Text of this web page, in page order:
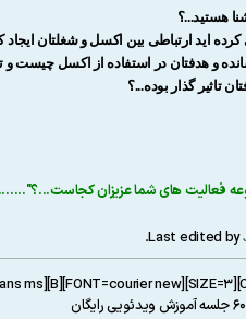
هستید...؟
اید ارتباطی بین اکسل و شغلتان ایجاد
و هدفتان در استفاده از اکسل چیست و تا
تاثیر گذار بوده...؟
فعالیت های شما عزیزان کجاست...؟
Last edited by
.